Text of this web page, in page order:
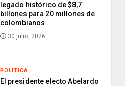
legado histórico de $8,7
billones para 20 millones de
colombianos
30 julio, 2026
POLITICA
El presidente electo Abelardo